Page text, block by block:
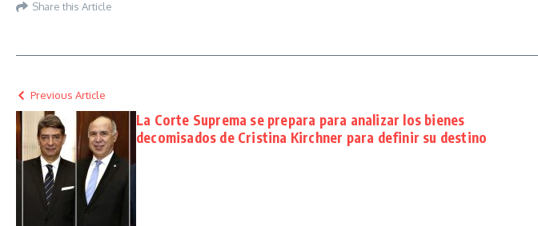
Share this Article
Previous Article
La Corte Suprema se prepara para analizar los bienes
decomisados de Cristina Kirchner para definir su destino